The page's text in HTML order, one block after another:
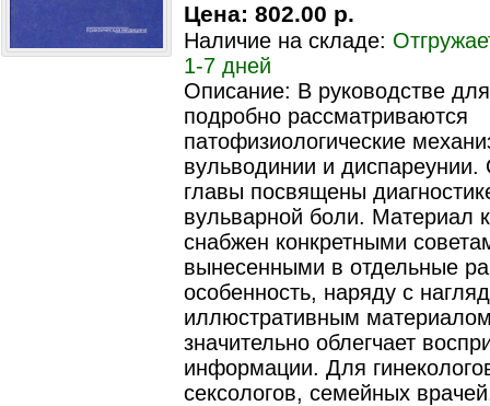
Цена: 802.00 р.
Наличие на складе:
1-7 дней
Описание: В руководстве
подробно рассматриваются
патофизиологические
вульводинии и
главы посвящены
вульварной боли. Материал
снабжен конкретными
вынесенными в отдельные
особенность, наряду с
иллюстративным
значительно облегчает
информации. Для
сексологов, семейных